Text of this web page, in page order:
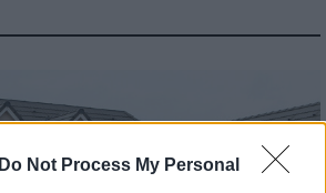
Do Not Process My Personal